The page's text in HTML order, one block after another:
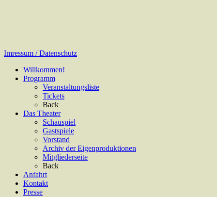
Imressum / Datenschutz
Willkommen!
Programm
Veranstaltungsliste
Tickets
Back
Das Theater
Schauspiel
Gastspiele
Vorstand
Archiv der Eigenproduktionen
Mitgliederseite
Back
Anfahrt
Kontakt
Presse